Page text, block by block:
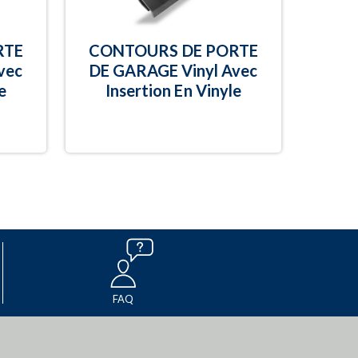
CONTOURS DE PORTE
DE GARAGE Vinyl Avec
Insertion En Vinyle
FAQ